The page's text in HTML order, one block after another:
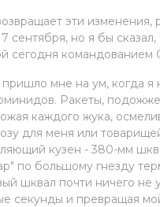
эти
сентября, но я бы
сегодня
мне на ум, когда
Ракеты,
каждого жука,
для меня или
кузен - 380-мм
по большому гнезду
шквал почти ничего
секунды и превращая